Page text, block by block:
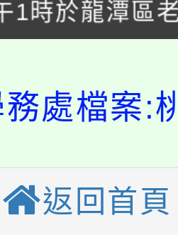
場!
。局內行報名
園市運動會8/
，中低收入戶
教育及科技
能研習
教育及科技
務處檔案:
返回首頁